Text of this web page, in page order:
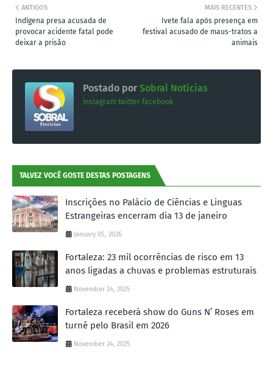
MAIS RECENTES
Ivete fala após presença em
festival acusado de maus-tratos a
animais
ANTIGOS
Indígena presa acusada de
provocar acidente fatal pode
deixar a prisão
Postado por Sobral Notícias
instagram twitter facebook
TALVEZ VOCÊ GOSTE DESTAS POSTAGENS
Inscrições no Palácio de Ciências e Linguas
Estrangeiras encerram dia 13 de janeiro
January 05, 2026
Fortaleza: 23 mil ocorrências de risco em 13
anos ligadas a chuvas e problemas estruturais
November 24, 2025
Fortaleza receberá show do Guns N’ Roses em
turnê pelo Brasil em 2026
November 24, 2025